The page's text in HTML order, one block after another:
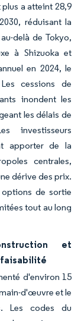
a atteint 28,9
réduisant la
delà de Tokyo,
à Shizuoka et
en 2024, le
cessions de
inondent les
les délais de
investisseurs
apporter de la
centrales,
dérive des prix.
options de sortie
tout au long
et
faisabilité
d'environ 15
d'œuvre et le
Les codes du